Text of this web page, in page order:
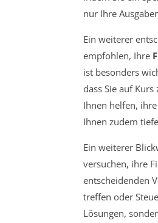
nur Ihre
Ein weiterer
empfohlen, Ihre
ist besonders
dass Sie auf
Ihnen helfen,
Ihnen zudem
Ein weiterer
versuchen, ihre
entscheidenden
treffen oder
Lösungen,